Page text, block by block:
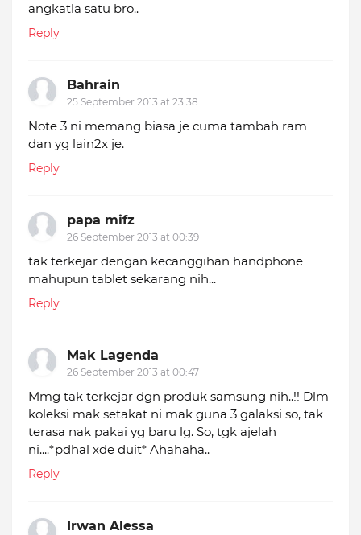
angkatla satu bro..
Reply
Bahrain
25 September 2013 at 23:38
Note 3 ni memang biasa je cuma tambah ram
dan yg lain2x je.
Reply
papa mifz
26 September 2013 at 00:39
tak terkejar dengan kecanggihan handphone
mahupun tablet sekarang nih...
Reply
Mak Lagenda
26 September 2013 at 00:47
Mmg tak terkejar dgn produk samsung nih..!! Dlm
koleksi mak setakat ni mak guna 3 galaksi so, tak
terasa nak pakai yg baru lg. So, tgk ajelah
ni....*pdhal xde duit* Ahahaha..
Reply
Irwan Alessa